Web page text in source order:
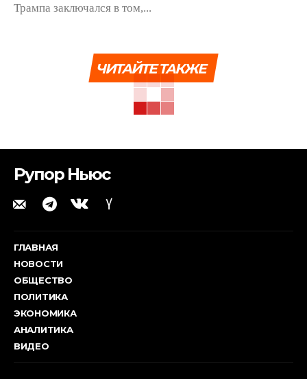
Трампа заключался в том,...
ЧИТАЙТЕ ТАКЖЕ
Рупор Ньюс
ГЛАВНАЯ
НОВОСТИ
ОБЩЕСТВО
ПОЛИТИКА
ЭКОНОМИКА
АНАЛИТИКА
ВИДЕО